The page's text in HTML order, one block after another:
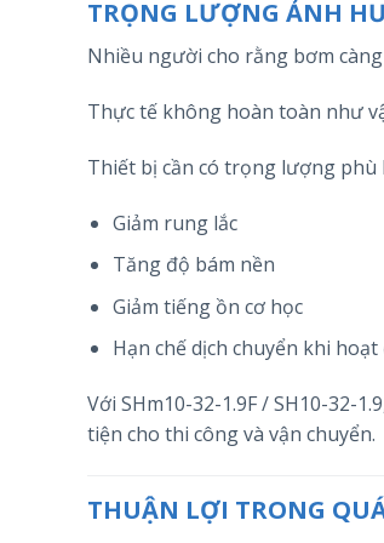
TRỌNG LƯỢNG ẢNH
Nhiều người cho rằng bơm
Thực tế không hoàn toàn như
Thiết bị cần có trọng lượng phù
Giảm rung lắc
Tăng độ bám nền
Giảm tiếng ồn cơ học
Hạn chế dịch chuyển khi
Với SHm10-32-1.9F / SH10-32-
tiện cho thi công và vận chuyển.
THUẬN LỢI TRONG